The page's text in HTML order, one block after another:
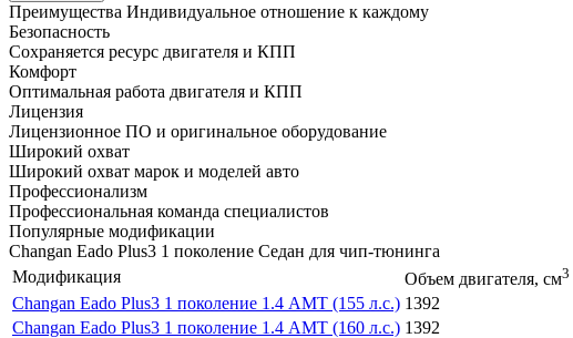
Преимущества Индивидуальное отношение к каждому
Безопасность
Сохраняется ресурс двигателя и КПП
Комфорт
Оптимальная работа двигателя и КПП
Лицензия
Лицензионное ПО и оригинальное оборудование
Широкий охват
Широкий охват марок и моделей авто
Профессионализм
Профессиональная команда специалистов
Популярные модификации
Changan Eado Plus3 1 поколение Седан для чип-тюнинга
Модификация
Объем двигателя, см3
Changan Eado Plus3 1 поколение 1.4 AMT (155 л.с.) 1392
Changan Eado Plus3 1 поколение 1.4 AMT (160 л.с.) 1392